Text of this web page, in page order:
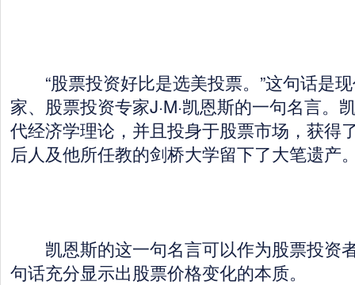
“股票投资好比是选美投票。”这句话是
家、股票投资专家J·M·凯恩斯的一句名言。
代经济学理论，并且投身于股票市场，获得
后人及他所任教的剑桥大学留下了大笔遗产
凯恩斯的这一句名言可以作为股票投资
句话充分显示出股票价格变化的本质。